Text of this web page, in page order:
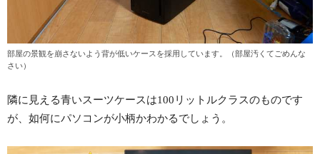
部屋の景観を崩さないよう背が低いケースを採用しています。（部屋汚くてごめんな
さい）
隣に見える青いスーツケースは100リットルクラスのものです
が、如何にパソコンが小柄かわかるでしょう。